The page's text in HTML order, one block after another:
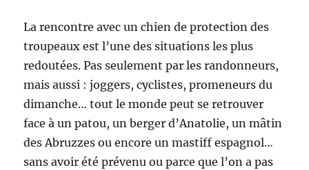
La rencontre avec un chien de protection des
troupeaux est l’une des situations les plus
redoutées. Pas seulement par les randonneurs,
mais aussi : joggers, cyclistes, promeneurs du
dimanche… tout le monde peut se retrouver
face à un patou, un berger d’Anatolie, un mâtin
des Abruzzes ou encore un mastiff espagnol…
sans avoir été prévenu ou parce que l’on a pas